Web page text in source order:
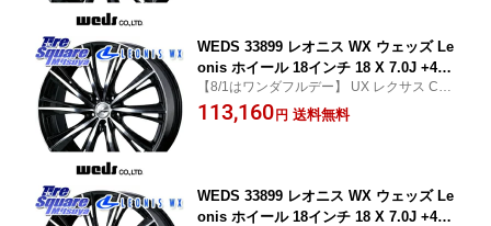
クロス
WEDS 33899 レオニス WX ウェッズ Le
onis ホイール 18インチ 18 X 7.0J +47
5穴 114.3 ホイールのみ 4本価格 eビタ
ーラ C-HR 90系ノア/ヴォクシー 60系プ
デッセ
【8/1はワンダフルデー】 UX レクサス C-H
R (CHR) ヴォクシー VOXY ノア NOAH エ
スティマ プリウス・プリウスPHV エクスト
113,160円 送料無料
WEDS 33899 レオニス WX ウェッズ Le
onis ホイール 18インチ 18 X 7.0J +47